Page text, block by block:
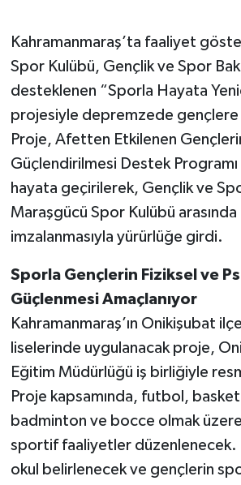
Kahramanmaraş’ta faaliyet
Spor Kulübü, Gençlik ve Spor
desteklenen “Sporla Hayata
projesiyle depremzede gençlere
Proje, Afetten Etkilenen
Güçlendirilmesi Destek Programı
hayata geçirilerek, Gençlik ve
Maraşgücü Spor Kulübü
imzalanmasıyla yürürlüğe girdi.
Sporla Gençlerin Fiziksel ve
Güçlenmesi Amaçlanıyor
Kahramanmaraş’ın Onikişubat
liselerinde uygulanacak proje,
Eğitim Müdürlüğü iş birliğiyle
Proje kapsamında, futbol,
badminton ve bocce olmak
sportif faaliyetler düzenlenecek.
okul belirlenecek ve gençlerin
KADIN-AİLE
YEREL YÖNETİM
MEDYA
ÜÇÜNCÜ SAYFA
Yemek
SİVİL TOPLUM
SEÇİM 2014
KİM KİMDİR
ÇEK GÖNDER